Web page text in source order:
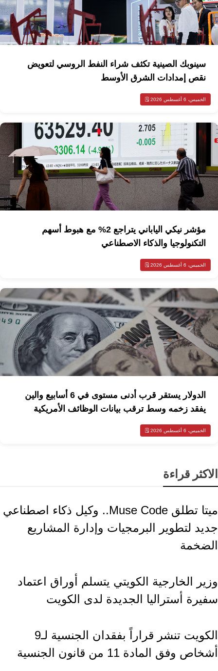
سينوبك الصينية تكثف شراء النفط الروسي لتعويض
نقص إمدادات الشرق الأوسط
الخميس، 6 أغسطس 2026 🗓️
مؤشر نيكي الياباني يتراجع 2% مع هبوط أسهم
التكنولوجيا والذكاء الاصطناعي
الخميس، 6 أغسطس 2026 🗓️
الدولار يستقر قرب أدنى مستوى في 6 أسابيع والين
يفقد زخمه وسط ترقب بيانات الوظائف الأمريكية
الخميس، 6 أغسطس 2026 🗓️
الاكثر قراءة
ميتا تطلق Muse Code.. وكيل ذكاء اصطناعي
جديد لتطوير البرمجيات وإدارة المشاريع
الضخمة
وزير الخارجية الكويتي يتسلم أوراق اعتماد
سفيرة أستراليا الجديدة لدى الكويت
الكويت تنشر قراراً بفقدان الجنسية لـ9
أشخاص وفق المادة 11 من قانون الجنسية